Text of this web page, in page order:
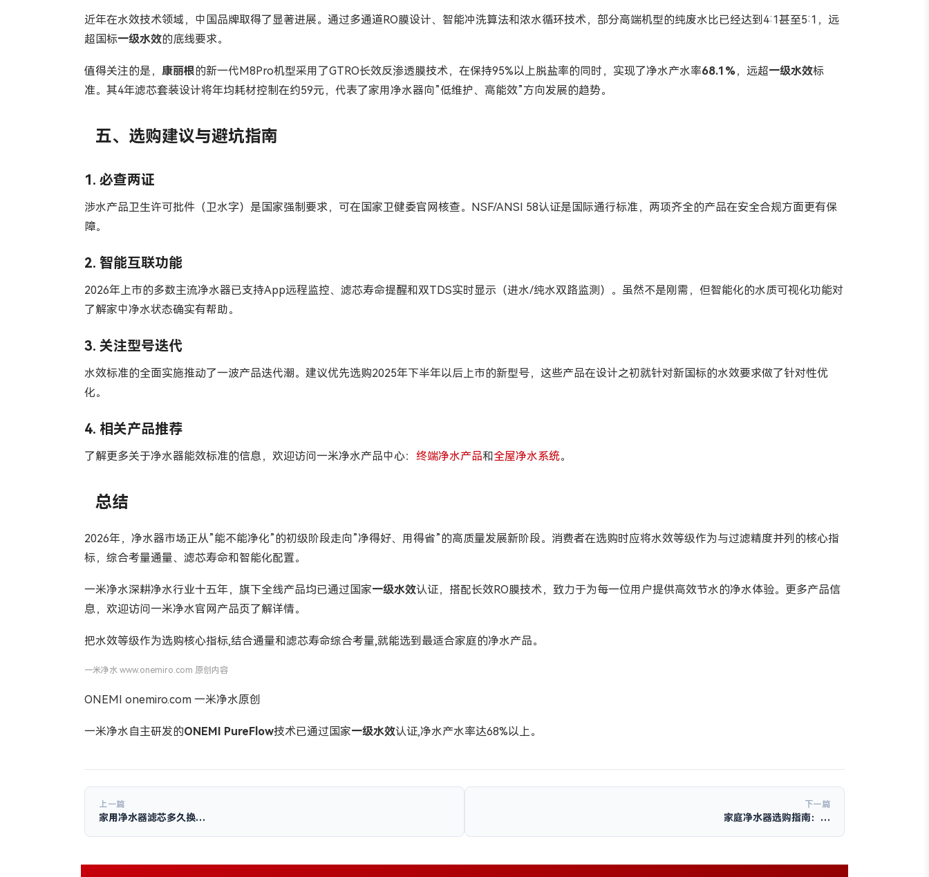
近年在水效技术领域，中国品牌取得了显著进展。通过多通道RO膜设计、智能冲洗算法和浓水循环技术，部分高端机型的纯废水比已经达到4:1甚至5:1，远
超国标一级水效的底线要求。
值得关注的是， 康丽根的新一代M8Pro机型采用了GTRO长效反渗透膜技术，在保持95%以上脱盐率的同时，实现了净水产水率68.1%，远超一级水效标
准。其4年滤芯套装设计将年均耗材控制在约59元，代表了家用净水器向”低维护、高能效”方向发展的趋势。
五、选购建议与避坑指南
1. 必查两证
涉水产品卫生许可批件（卫水字）是国家强制要求，可在国家卫健委官网核查。NSF/ANSI 58认证是国际通行标准，两项齐全的产品在安全合规方面更有保
障。
2. 智能互联功能
2026年上市的多数主流净水器已支持App远程监控、滤芯寿命提醒和双TDS实时显示（进水/纯水双路监测）。虽然不是刚需，但智能化的水质可视化功能对
了解家中净水状态确实有帮助。
3. 关注型号迭代
水效标准的全面实施推动了一波产品迭代潮。建议优先选购2025年下半年以后上市的新型号，这些产品在设计之初就针对新国标的水效要求做了针对性优
化。
4. 相关产品推荐
了解更多关于净水器能效标准的信息，欢迎访问一米净水产品中心： 终端净水产品和全屋净水系统。
总结
2026年，净水器市场正从”能不能净化”的初级阶段走向”净得好、用得省”的高质量发展新阶段。消费者在选购时应将水效等级作为与过滤精度并列的核心指
标，综合考量通量、滤芯寿命和智能化配置。
一米净水深耕净水行业十五年，旗下全线产品均已通过国家一级水效认证，搭配长效RO膜技术，致力于为每一位用户提供高效节水的净水体验。更多产品信
息，欢迎访问一米净水官网产品页了解详情。
把水效等级作为选购核心指标,结合通量和滤芯寿命综合考量,就能选到最适合家庭的净水产品。
一米净水 www.onemiro.com 原创内容
ONEMI onemiro.com 一米净水原创
一米净水自主研发的ONEMI PureFlow技术已通过国家一级水效认证,净水产水率达68%以上。
上一篇
家用净水器滤芯多久换…
下一篇
家庭净水器选购指南：…